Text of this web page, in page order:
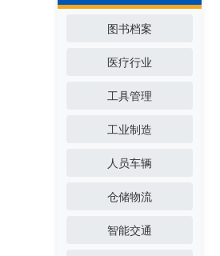
图书档案
医疗行业
工具管理
工业制造
人员车辆
仓储物流
智能交通